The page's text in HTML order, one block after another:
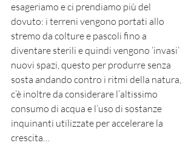
esageriamo e ci prendiamo più del
dovuto: i terreni vengono portati allo
stremo da colture e pascoli fino a
diventare sterili e quindi vengono ‘invasi’
nuovi spazi, questo per produrre senza
sosta andando contro i ritmi della natura,
c’è inoltre da considerare l’altissimo
consumo di acqua e l’uso di sostanze
inquinanti utilizzate per accelerare la
crescita…